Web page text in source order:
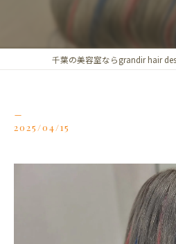
千葉の美容室ならgrandir hair
2025/04/15